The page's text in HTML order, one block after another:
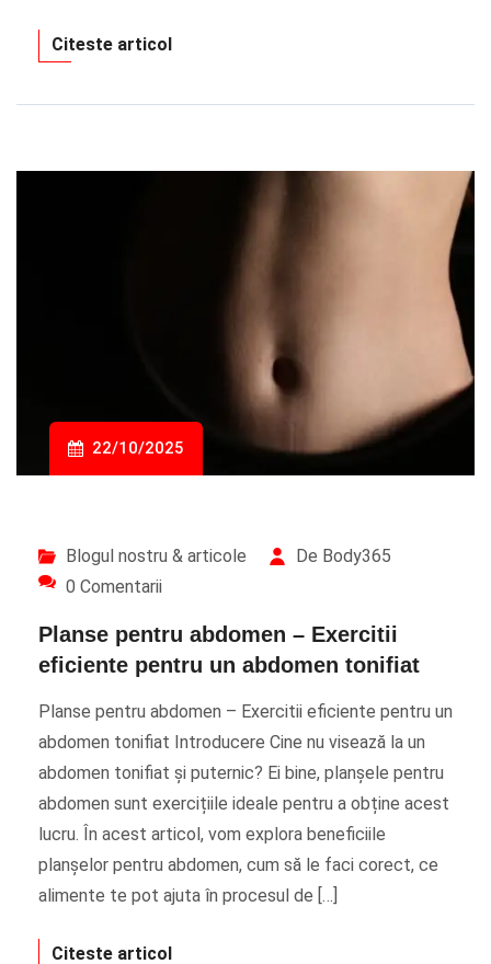
Citeste articol
22/10/2025
Blogul nostru & articole
De Body365
0 Comentarii
Planse pentru abdomen – Exercitii
eficiente pentru un abdomen tonifiat
Planse pentru abdomen – Exercitii eficiente pentru un
abdomen tonifiat Introducere Cine nu visează la un
abdomen tonifiat și puternic? Ei bine, planșele pentru
abdomen sunt exercițiile ideale pentru a obține acest
lucru. În acest articol, vom explora beneficiile
planșelor pentru abdomen, cum să le faci corect, ce
alimente te pot ajuta în procesul de […]
Citeste articol